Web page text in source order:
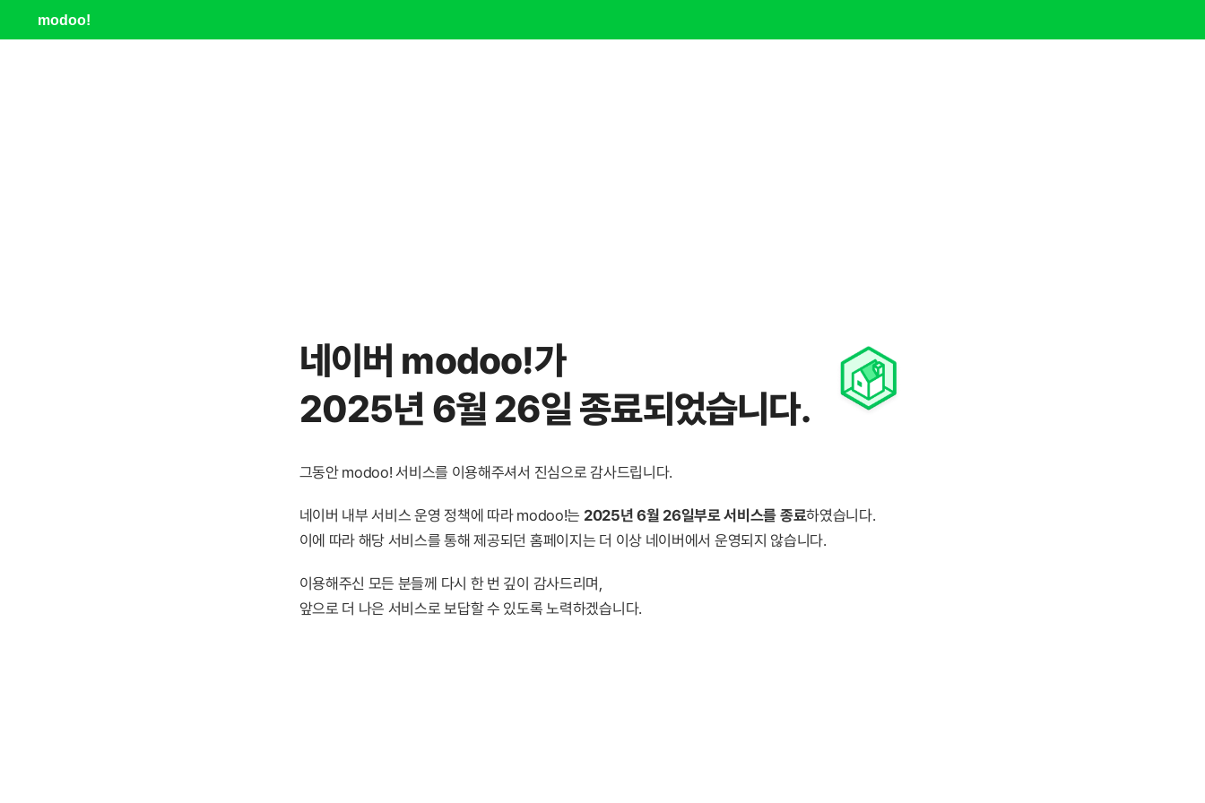
modoo!
네이버 modoo!가
2025년 6월 26일 종료되었습니다.
그동안 modoo! 서비스를 이용해주셔서 진심으로 감사드립니다.
네이버 내부 서비스 운영 정책에 따라 modoo!는 2025년 6월 26일부로 서비스를 종료하였습니다.
이에 따라 해당 서비스를 통해 제공되던 홈페이지는 더 이상 네이버에서 운영되지 않습니다.
이용해주신 모든 분들께 다시 한 번 깊이 감사드리며,
앞으로 더 나은 서비스로 보답할 수 있도록 노력하겠습니다.